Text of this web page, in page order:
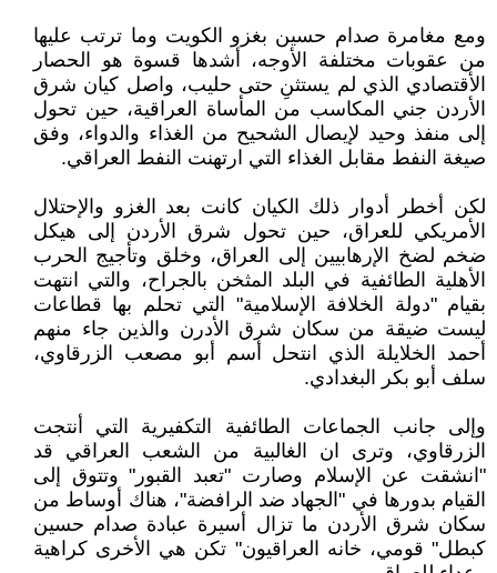
ومع مغامرة صدام حسين بغزو الكويت وما ترتب عليها
من عقوبات مختلفة الأوجه، أشدها قسوة هو الحصار
الأقتصادي الذي لم يستثنِ حتى حليب، واصل كيان شرق
الأردن جني المكاسب من المأساة العراقية، حين تحول
إلى منفذ وحيد لإيصال الشحيح من الغذاء والدواء، وفق
صيغة النفط مقابل الغذاء التي ارتهنت النفط العراقي.
لكن أخطر أدوار ذلك الكيان كانت بعد الغزو والإحتلال
الأمريكي للعراق، حين تحول شرق الأردن إلى هيكل
ضخم لضخ الإرهابيين إلى العراق، وخلق وتأجيج الحرب
الأهلية الطائفية في البلد المثخن بالجراح، والتي انتهت
بقيام "دولة الخلافة الإسلامية" التي تحلم بها قطاعات
ليست ضيقة من سكان شرق الأدرن والذين جاء منهم
أحمد الخلايلة الذي انتحل أسم أبو مصعب الزرقاوي،
سلف أبو بكر البغدادي.
وإلى جانب الجماعات الطائفية التكفيرية التي أنتجت
الزرقاوي، وترى ان الغالبية من الشعب العراقي قد
"انشقت عن الإسلام وصارت "تعبد القبور" وتتوق إلى
القيام بدورها في "الجهاد ضد الرافضة"، هناك أوساط من
سكان شرق الأردن ما تزال أسيرة عبادة صدام حسين
كبطل" قومي، خانه العراقيون" تكن هي الأخرى كراهية